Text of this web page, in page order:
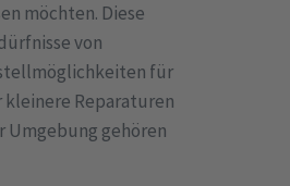
möchten. Diese
von
für
kleinere Reparaturen
Umgebung gehören